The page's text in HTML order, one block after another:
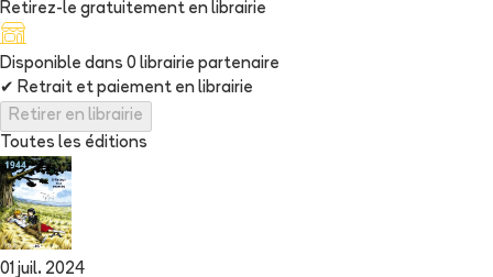
Retirez-le gratuitement en librairie
Disponible dans 0 librairie partenaire
✔ Retrait et paiement en librairie
Retirer en librairie
Toutes les éditions
01 juil. 2024